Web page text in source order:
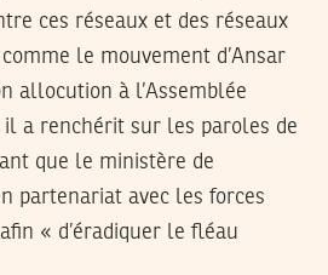
ces réseaux et des réseaux
le mouvement d’Ansar
allocution à l’Assemblée
il a renchérit sur les paroles de
que le ministère de
partenariat avec les forces
« d’éradiquer le fléau